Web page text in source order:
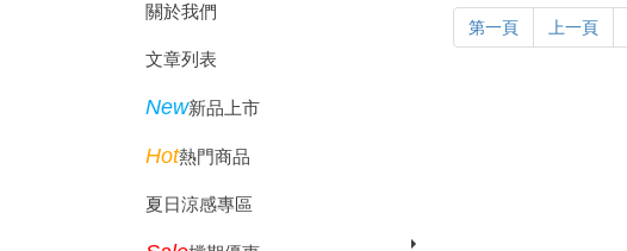
關於我們
文章列表
New新品上市
Hot熱門商品
夏日涼感專區
第一頁 上一頁